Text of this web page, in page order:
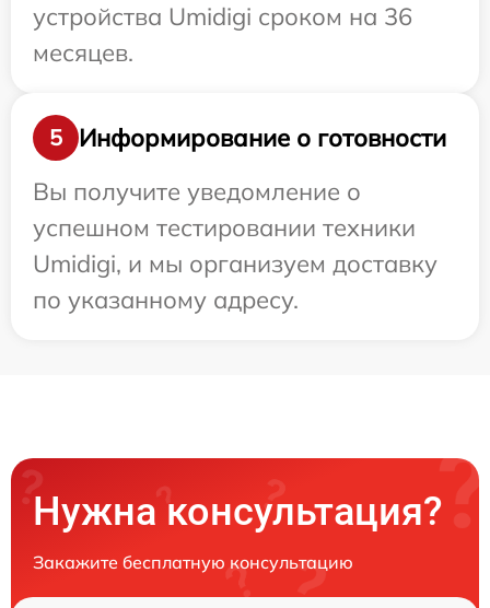
устройства Umidigi сроком на 36
месяцев.
5
Информирование о готовности
Вы получите уведомление о
успешном тестировании техники
Umidigi, и мы организуем доставку
по указанному адресу.
Нужна консультация?
Закажите бесплатную консультацию